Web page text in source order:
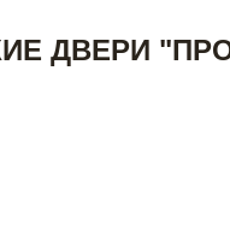
ДВЕРИ